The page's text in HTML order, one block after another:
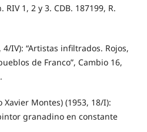
RIV 1, 2 y 3. CDB. 187199, R.
IV): “Artistas infiltrados. Rojos,
de Franco”, Cambio 16,
Xavier Montes) (1953, 18/I):
granadino en constante